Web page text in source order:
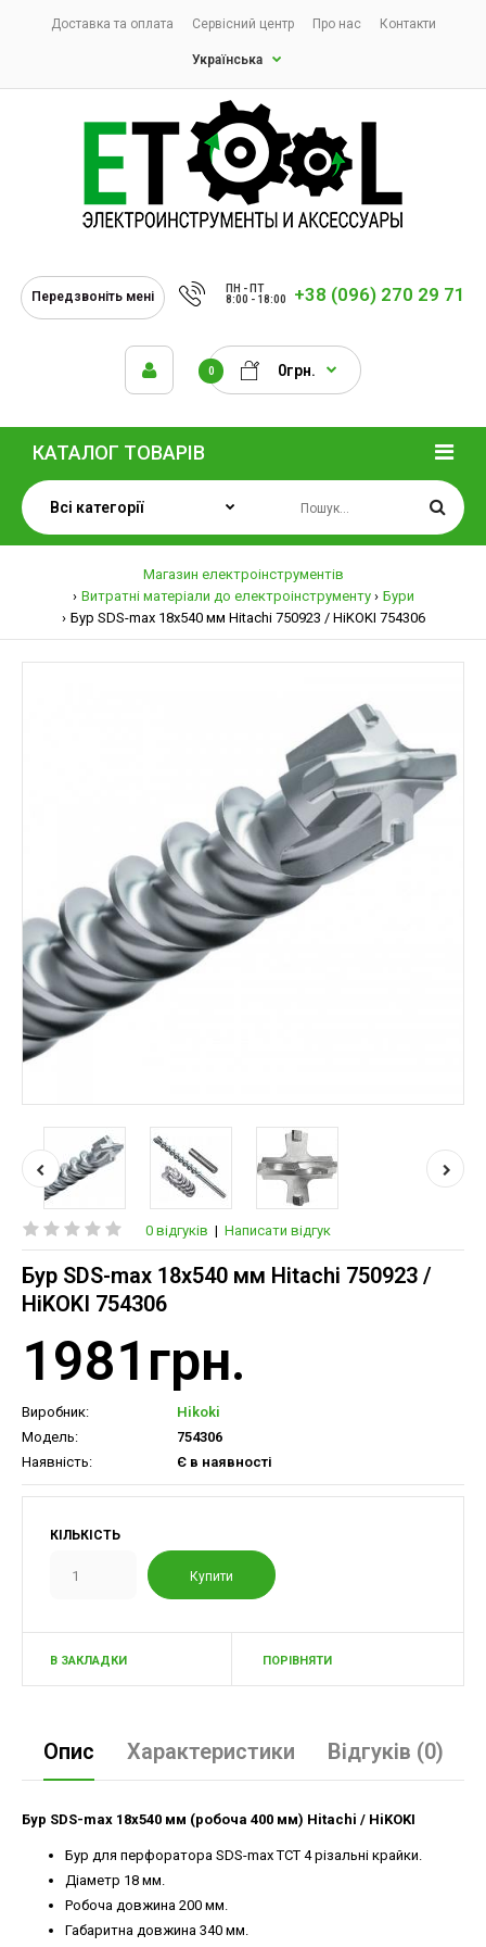
Доставка та оплата Сервісний центр Про нас Контакти
Українська
Передзвоніть мені
ПН - ПТ
8:00 - 18:00
+38 (096) 270 29 71
0 0грн.
КАТАЛОГ ТОВАРІВ
Магазин електроінструментів
Витратні матеріали до електроінструменту
Бури
Бур SDS-max 18х540 мм Hitachi 750923 / HiKOKI 754306
0 відгуків | Написати відгук
Бур SDS-max 18х540 мм Hitachi 750923 /
HiKOKI 754306
1981грн.
Виробник:
Hikoki
Модель:
754306
Наявність:
Є в наявності
КІЛЬКІСТЬ
В ЗАКЛАДКИ ПОРІВНЯТИ
Опис Характеристики Відгуків (0)
Бур SDS-max 18х540 мм (робоча 400 мм) Hitachi / HiKOKI
Бур для перфоратора SDS-max TCT 4 різальні крайки.
Діаметр 18 мм.
Робоча довжина 200 мм.
Габаритна довжина 340 мм.